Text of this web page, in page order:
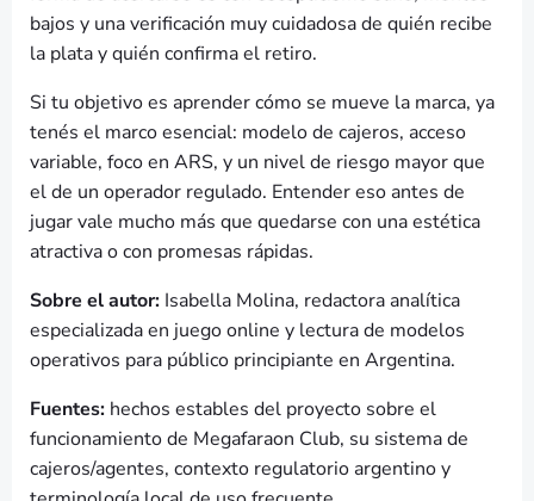
bajos y una verificación muy cuidadosa de quién recibe
la plata y quién confirma el retiro.
Si tu objetivo es aprender cómo se mueve la marca, ya
tenés el marco esencial: modelo de cajeros, acceso
variable, foco en ARS, y un nivel de riesgo mayor que
el de un operador regulado. Entender eso antes de
jugar vale mucho más que quedarse con una estética
atractiva o con promesas rápidas.
Sobre el autor: Isabella Molina, redactora analítica
especializada en juego online y lectura de modelos
operativos para público principiante en Argentina.
Fuentes: hechos estables del proyecto sobre el
funcionamiento de Megafaraon Club, su sistema de
cajeros/agentes, contexto regulatorio argentino y